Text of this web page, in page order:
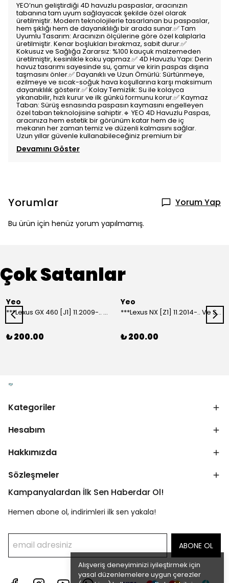
Alışveriş deneyiminizi iyileştirmek için
yasal düzenlemelere uygun çerezler
YEO’nun geliştirdiği 4D havuzlu paspaslar, aracınızın
tabanına tam uyum sağlayacak şekilde özel olarak
üretilmiştir. Modern teknolojilerle tasarlanan bu paspaslar,
hem şıklığı hem de dayanıklılığı bir arada sunar.✅ Tam
Uyumlu Tasarım: Aracınızın ölçülerine göre özel kalıplarla
üretilmiştir. Kenar boşlukları bırakmaz, sabit durur.✅
Kokusuz ve Sağlığa Zararsız: %100 kauçuk malzemeden
üretilmiştir, kesinlikle koku yapmaz.✅ 4D Havuzlu Yapı: Derin
havuz tasarımı sayesinde su, çamur ve kirin paspas dışına
taşmasını önler.✅ Dayanıklı ve Uzun Ömürlü: Sürtünmeye,
ezilmeye ve sıcak-soğuk hava koşullarına karşı maksimum
dayanıklılık gösterir.✅ Kolay Temizlik: Su ile kolayca
yıkanabilir, hızlı kurur ve ilk günkü formunu korur.✅ Kaymaz
Taban: Sürüş esnasında paspasın kaymasını engelleyen
özel taban teknolojisine sahiptir.🔹 YEO 4D Havuzlu Paspas,
aracınıza hem estetik bir görünüm katar hem de iç
mekanın her zaman temiz ve düzenli kalmasını sağlar.
Uzun yıllar güvenle kullanabileceğiniz premium bir
Devamını Göster
Yorumlar Yorum Yap
Bu ürün için henüz yorum yapılmamış.
Çok Satanlar
Yeo
***Lexus GX 460 [J1] 11.2009-.. Ve Sonrası Model Yılları İçin Uyumlu Yeo Arka Silecek
₺ 200.00
Yeo
***Lexus NX [Z1] 11.2014-.. Ve Sonrası Model Yılları İçin Uyumlu Yeo Arka Silecek
₺ 200.00
Kategoriler
Hesabım
Hakkımızda
Sözleşmeler
Kampanyalardan İlk Sen Haberdar Ol!
Hemen abone ol, indirimleri ilk sen yakala!
ABONE OL